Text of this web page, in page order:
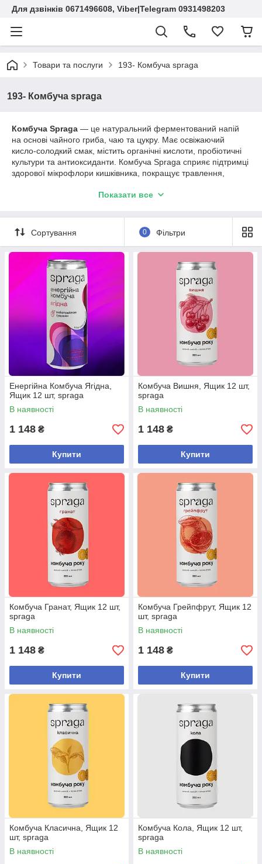
Для дзвінків 0671496608, Viber|Telegram 0931498203
Товари та послуги 193- Комбуча spraga
193- Комбуча spraga
Комбуча Spraga — це натуральний ферментований напій
на основі чайного гриба, чаю та цукру. Має освіжаючий
кисло-солодкий смак, містить органічні кислоти, пробіотичні
культури та антиоксиданти. Комбуча Spraga сприяє підтримці
здорової мікрофлори кишківника, покращує травлення,
Показати все
Сортування 0 Фільтри
Енергійна Комбуча Ягідна,
Ящик 12 шт, spraga
В наявності
1 148 ₴
Купити
Комбуча Вишня, Ящик 12 шт,
spraga
В наявності
1 148 ₴
Купити
Комбуча Гранат, Ящик 12 шт,
spraga
В наявності
1 148 ₴
Купити
Комбуча Грейпфрут, Ящик 12
шт, spraga
В наявності
1 148 ₴
Купити
Комбуча Класична, Ящик 12
шт, spraga
В наявності
Комбуча Кола, Ящик 12 шт,
spraga
В наявності